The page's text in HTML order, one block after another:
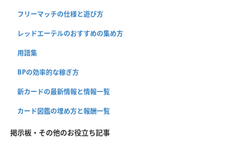
フリーマッチの仕様と遊び方
レッドエーテルのおすすめの集め方
用語集
BPの効率的な稼ぎ方
新カードの最新情報と情報一覧
カード図鑑の埋め方と報酬一覧
掲示板・その他のお役立ち記事